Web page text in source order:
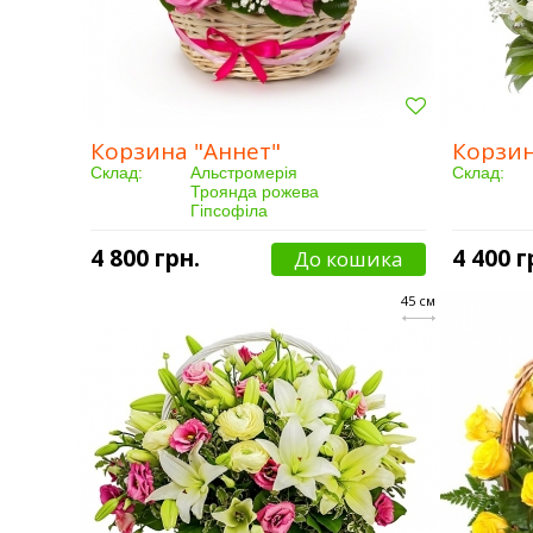
Корзина "Аннет"
Склад:
Альстромерія
Троянда рожева
Гіпсофіла
Кількість:
Купили:
24 чоловік(а)
4 800 грн. До кошика
Склад:
Кількість:
4 400
45 см